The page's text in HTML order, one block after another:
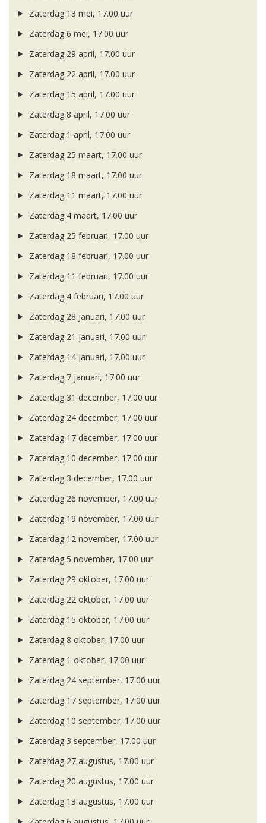
Zaterdag 13 mei, 17.00 uur
Zaterdag 6 mei, 17.00 uur
Zaterdag 29 april, 17.00 uur
Zaterdag 22 april, 17.00 uur
Zaterdag 15 april, 17.00 uur
Zaterdag 8 april, 17.00 uur
Zaterdag 1 april, 17.00 uur
Zaterdag 25 maart, 17.00 uur
Zaterdag 18 maart, 17.00 uur
Zaterdag 11 maart, 17.00 uur
Zaterdag 4 maart, 17.00 uur
Zaterdag 25 februari, 17.00 uur
Zaterdag 18 februari, 17.00 uur
Zaterdag 11 februari, 17.00 uur
Zaterdag 4 februari, 17.00 uur
Zaterdag 28 januari, 17.00 uur
Zaterdag 21 januari, 17.00 uur
Zaterdag 14 januari, 17.00 uur
Zaterdag 7 januari, 17.00 uur
Zaterdag 31 december, 17.00 uur
Zaterdag 24 december, 17.00 uur
Zaterdag 17 december, 17.00 uur
Zaterdag 10 december, 17.00 uur
Zaterdag 3 december, 17.00 uur
Zaterdag 26 november, 17.00 uur
Zaterdag 19 november, 17.00 uur
Zaterdag 12 november, 17.00 uur
Zaterdag 5 november, 17.00 uur
Zaterdag 29 oktober, 17.00 uur
Zaterdag 22 oktober, 17.00 uur
Zaterdag 15 oktober, 17.00 uur
Zaterdag 8 oktober, 17.00 uur
Zaterdag 1 oktober, 17.00 uur
Zaterdag 24 september, 17.00 uur
Zaterdag 17 september, 17.00 uur
Zaterdag 10 september, 17.00 uur
Zaterdag 3 september, 17.00 uur
Zaterdag 27 augustus, 17.00 uur
Zaterdag 20 augustus, 17.00 uur
Zaterdag 13 augustus, 17.00 uur